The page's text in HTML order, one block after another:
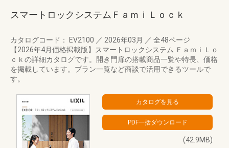
スマートロックシステムＦａｍｉＬｏｃｋ
カタログコード： EV2100 ／ 2026年03月 ／ 全48ページ
【2026年4月価格掲載版】スマートロックシステム ＦａｍｉＬｏ
ｃｋの詳細カタログです。開き門扉の搭載商品一覧や特長、価格
を掲載しています。プラン一覧など商談で活用できるツールで
す。
(42.9MB)